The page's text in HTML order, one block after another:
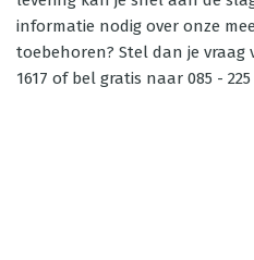
informatie nodig over onze
toebehoren? Stel dan je vraag
1617 of bel gratis naar 085 - 225